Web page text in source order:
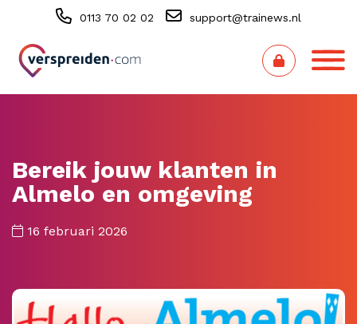
0113 70 02 02 support@trainews.nl
Bereik jouw klanten in
Almelo en omgeving
16 februari 2026